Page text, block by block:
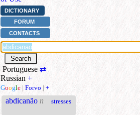
DICTIONARY
FORUM
CONTACTS
Portuguese ⇄
Russian +
Google | Forvo | +
abdicanão n stresses